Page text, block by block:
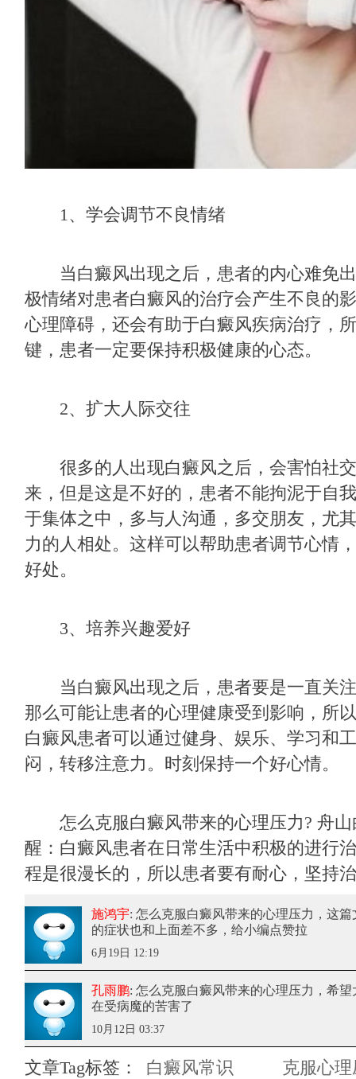
1、学会调节不良情绪
当白癜风出现之后，患者的内心难免出
极情绪对患者白癜风的治疗会产生不良的
心理障碍，还会有助于白癜风疾病治疗，
键，患者一定要保持积极健康的心态。
2、扩大人际交往
很多的人出现白癜风之后，会害怕社交
来，但是这是不好的，患者不能拘泥于自
于集体之中，多与人沟通，多交朋友，尤
力的人相处。这样可以帮助患者调节心情
好处。
3、培养兴趣爱好
当白癜风出现之后，患者要是一直关注
那么可能让患者的心理健康受到影响，所
白癜风患者可以通过健身、娱乐、学习和
闷，转移注意力。时刻保持一个好心情。
怎么克服白癜风带来的心理压力? 舟山
醒：白癜风患者在日常生活中积极的进行
程是很漫长的，所以患者要有耐心，坚持
施鸿宇: 怎么克服白癜风带来的心理压力 ，这
的症状也和上面差不多，给小编点赞拉
6月19日 12:19
孔雨鹏: 怎么克服白癜风带来的心理压力 ，希
在受病魔的苦害了
10月12日 03:37
文章Tag标签： 白癜风常识
克服心